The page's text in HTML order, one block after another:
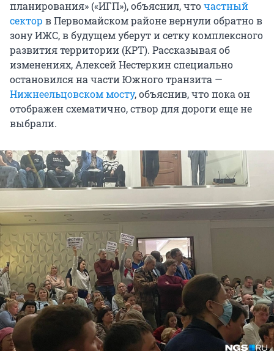
планирования» («ИГП»), объяснил, чточастный
сектор в Первомайском районе вернули обратно в
зону ИЖС, в будущем уберут и сетку комплексного
развития территории (КРТ). Рассказывая об
изменениях, Алексей Нестеркин специально
остановился на части Южного транзита —
Нижнеельцовском мосту, объяснив, что пока он
отображен схематично, створ для дороги еще не
выбрали.